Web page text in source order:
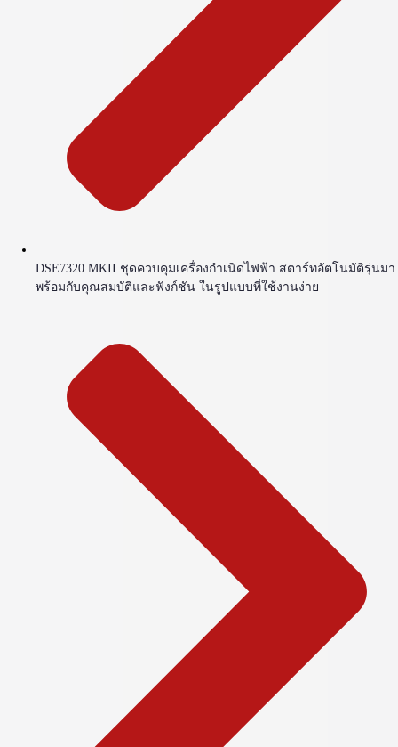
DSE7320 MKII ชุดควบคุมเครื่องกำเนิดไฟฟ้า สตาร์ทอัตโนมัติรุ่นมา
พร้อมกับคุณสมบัติและฟังก์ชัน ในรูปแบบที่ใช้งานง่าย